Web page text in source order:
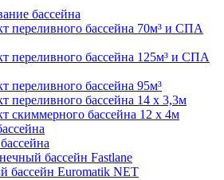
бассейна
переливного бассейна 70м³ и СПА
переливного бассейна 125м³ и СПА
переливного бассейна 95м³
переливного бассейна 14 х 3,3м
скиммерного бассейна 12 х 4м
бассейн Fastlane
бассейн Euromatik NET